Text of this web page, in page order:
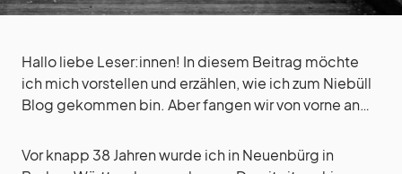
Hallo liebe Leser:innen! In diesem Beitrag möchte
ich mich vorstellen und erzählen, wie ich zum Niebüll
Blog gekommen bin. Aber fangen wir von vorne an…
Vor knapp 38 Jahren wurde ich in Neuenbürg in